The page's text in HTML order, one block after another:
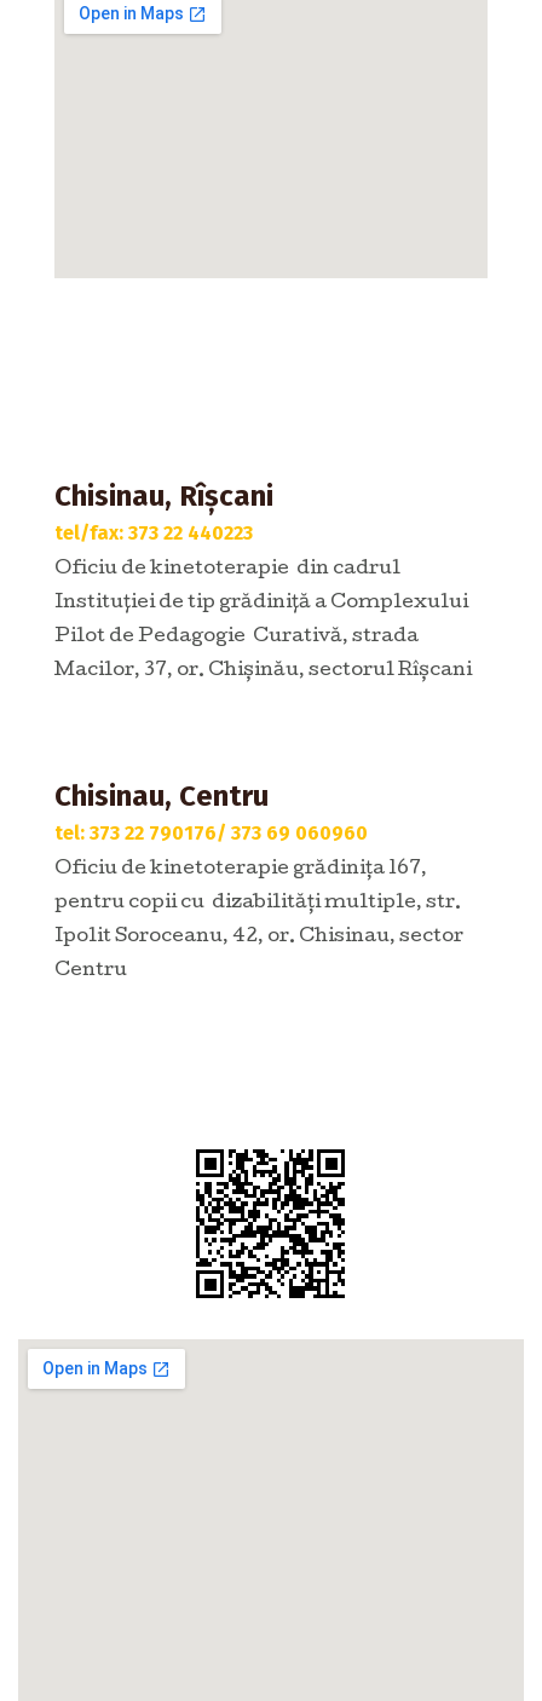
Chisinau, Rîșcani
tel/fax: 373 22 440223
Oficiu de kinetoterapie din cadrul
Instituţiei de tip grădiniţă a Complexului
Pilot de Pedagogie Curativă, strada
Macilor, 37, or. Chișinău, sectorul Rîșcani
Chisinau, Centru
tel: 373 22 790176/ 373 69 060960
Oficiu de kinetoterapie grădinița 167,
pentru copii cu dizabilități multiple, str.
Ipolit Soroceanu, 42, or. Chisinau, sector
Centru